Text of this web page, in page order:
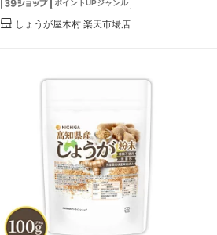
ポイントUPジャンル
しょうが屋木村 楽天市場店